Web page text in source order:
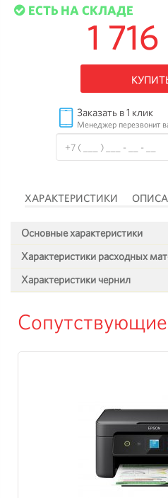
ЕСТЬ НА СКЛАДЕ
1
Заказать в 1 клик
Менеджер перезвонит
ХАРАКТЕРИСТИКИ
Основные характеристики
Характеристики расходных
Характеристики чернил